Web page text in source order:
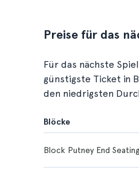
Preise für das
Für das nächste
günstigste Ticket in
den niedrigsten
Blöcke
Block Putney End Seating